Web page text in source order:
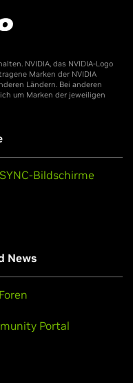
y Venezuela (oferta
NVIDIA, das NVIDIA-Logo
Marken der NVIDIA
Ländern. Bei anderen
um Marken der jeweiligen
Bildschirme
News
Portal